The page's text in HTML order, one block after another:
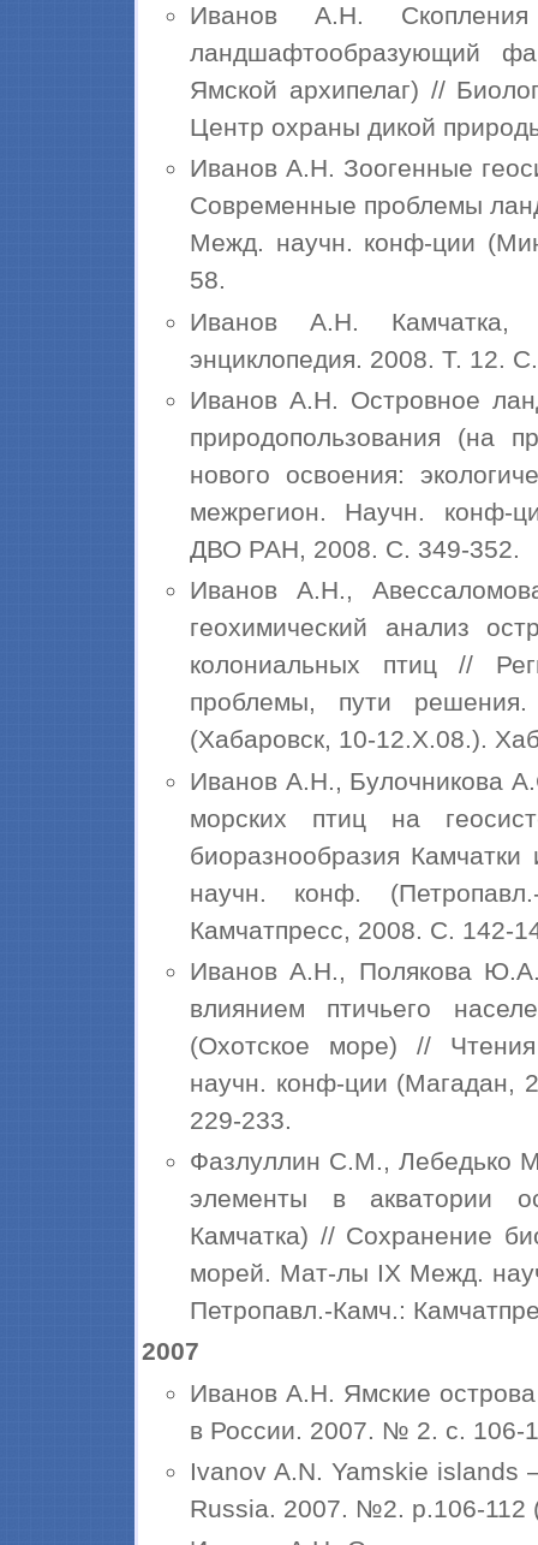
Иванов А.Н.
ландшафтообразующий
Ямской архипелаг) //
Центр охраны дикой
Иванов А.Н. Зоогенные
Современные проблемы
Межд. научн. конф-ции
58.
Иванов А.Н. Камчатка,
энциклопедия. 2008. Т. 12.
Иванов А.Н. Островное
природопользования (на
нового освоения:
межрегион. Научн. конф-
ДВО РАН, 2008. С. 349-352.
Иванов А.Н.,
геохимический анализ
колониальных птиц //
проблемы, пути
(Хабаровск, 10-12.X.08.).
Иванов А.Н., Булочникова
морских птиц на
биоразнообразия
научн. конф.
Камчатпресс, 2008. С. 142-
Иванов А.Н., Полякова
влиянием птичьего
(Охотское море) //
научн. конф-ции (Магадан,
229-233.
Фазлуллин С.М., Лебедько
элементы в акватории
Камчатка) // Сохранение
морей. Мат-лы IX Межд.
Петропавл.-Камч.:
2007
Иванов А.Н. Ямские
в России. 2007. № 2. с. 106-
Ivanov A.N. Yamskie islands
Russia. 2007. №2. p.106-112